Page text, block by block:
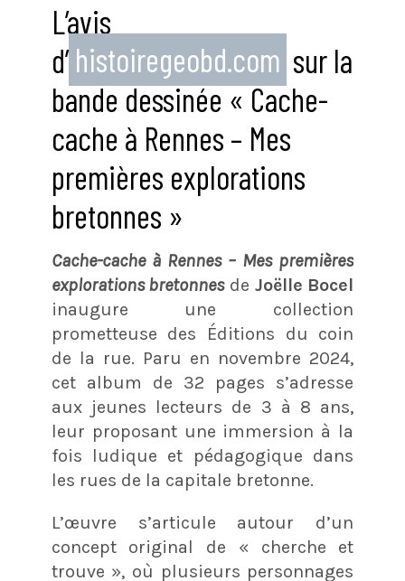
L’avis
d’ histoiregeobd.com sur la
bande dessinée « Cache-
cache à Rennes – Mes
premières explorations
bretonnes »
Cache-cache à Rennes – Mes premières
explorations bretonnesde Joëlle Bocel
inaugure une collection
prometteuse des Éditions du coin
de la rue. Paru en novembre 2024,
cet album de 32 pages s’adresse
aux jeunes lecteurs de 3 à 8 ans,
leur proposant une immersion à la
fois ludique et pédagogique dans
les rues de la capitale bretonne.
L’œuvre s’articule autour d’un
concept original de « cherche et
trouve », où plusieurs personnages